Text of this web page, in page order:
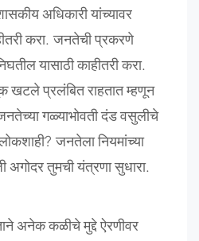
अधिकारीयांच्यावर
करा.जनतेचीप्रकरणे
यासाठीकाहीतरीकरा.
खटलेप्रलंबितराहतातम्हणून
गळ्याभोवतीदंडवसुलीचे
?जनतेलानियमांच्या
अगोदरतुमचीयंत्रणासुधारा.
अनेककळीचेमुद्देऐरणीवर